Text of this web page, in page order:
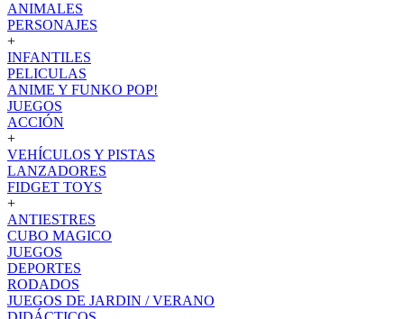
ANIMALES
PERSONAJES
+
INFANTILES
PELICULAS
ANIME Y FUNKO POP!
JUEGOS
ACCIÓN
+
VEHÍCULOS Y PISTAS
LANZADORES
FIDGET TOYS
+
ANTIESTRES
CUBO MAGICO
JUEGOS
DEPORTES
RODADOS
JUEGOS DE JARDIN / VERANO